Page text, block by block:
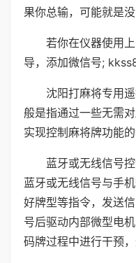
果你总输，可能就是没
若你在仪器使用
导，添加微信号;
沈阳打麻将专用
般是指通过一些无需
实现控制麻将牌功能的
蓝牙或无线信号
蓝牙或无线信号与手
好牌型等指令，发送
号后驱动内部微型电
码牌过程中进行干预，